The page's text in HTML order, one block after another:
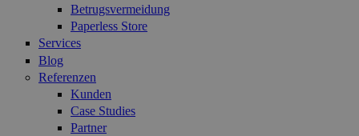
Betrugsvermeidung
Paperless Store
Services
Blog
Referenzen
Kunden
Case Studies
Partner